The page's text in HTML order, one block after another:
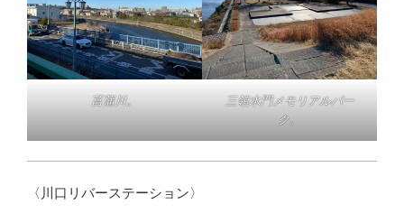
菖蒲川。
三領水門メモリアルパー
ク。
〈川口リバーステーション〉